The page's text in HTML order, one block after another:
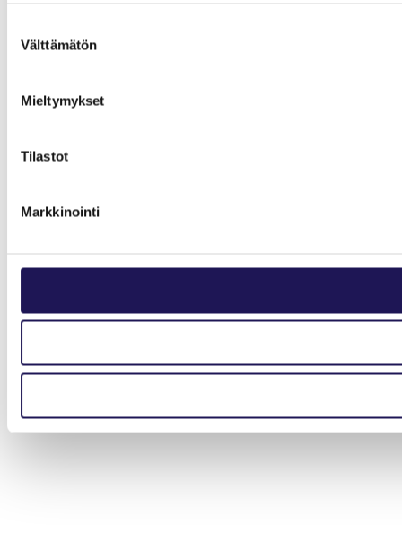
valinta
Välttämätön
Mieltymykset
Tilastot
Markkinointi